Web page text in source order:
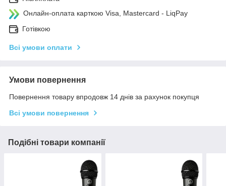
Онлайн-оплата карткою Visa, Mastercard - LiqPay
Готівкою
Всі умови оплати
Умови повернення
Повернення товару впродовж 14 днів за рахунок покупця
Всі умови повернення
Подібні товари компанії